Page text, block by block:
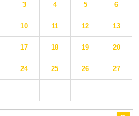
3 4 5 6
10 11 12 13
17 18 19 20
24 25 26 27